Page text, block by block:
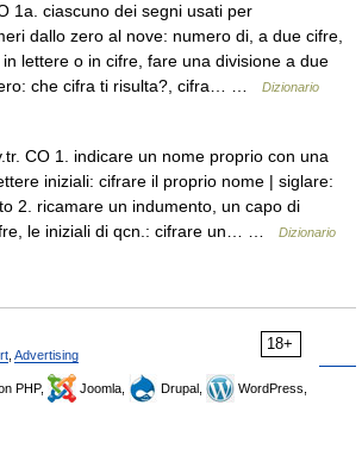
1a. ciascuno dei segni usati per
dallo zero al nove: numero di, a due cifre,
lettere o in cifre, fare una divisione a due
che cifra ti risulta?, cifra… …
Dizionario
CO 1. indicare un nome proprio con una
iniziali: cifrare il proprio nome | siglare:
2. ricamare un indumento, un capo di
le iniziali di qcn.: cifrare un… …
Dizionario
18+
Advertising
PHP, Joomla, Drupal,
WordPress,